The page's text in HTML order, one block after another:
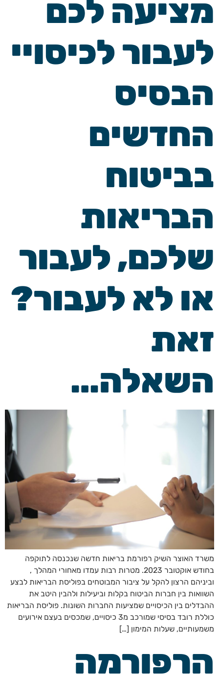
מציעה לכם
לעבור לכיסויי
הבסיס
החדשים
בביטוח
הבריאות
שלכם, לעבור
או לא לעבור?
זאת
השאלה…
משרד האוצר השיק רפורמת בריאות חדשה שנכנסה לתוקפה
בחודש אוקטובר 2023. מטרות רבות עמדו מאחורי המהלך ,
וביניהם הרצון להקל על ציבור המבוטחים בפוליסת הבריאות לבצע
השוואות בין חברות הביטוח בקלות וביעילות ולהבין היטב את
ההבדלים בין הכיסויים שמציעות החברות השונות. פוליסת הבריאות
כוללת רובד בסיסי שמורכב מ3 כיסויים, שמכסים בעצם אירועים
משמעותיים, שעלות המימון […]
הרפורמה